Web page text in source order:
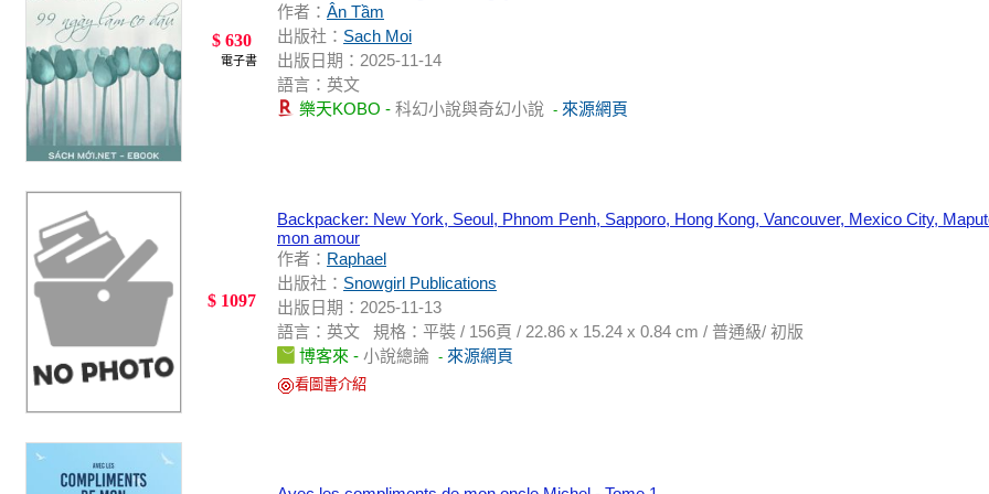
$ 630
電子書
作者： Ân Tầm
出版社： Sach Moi
出版日期：2025-11-14
語言：英文
樂天KOBO - 科幻小說與奇幻小說 - 來源網頁
$ 1097
Backpacker: New York, Seoul, Phnom Penh, Sapporo, Hong Kong, Vancouver, Mexico City,
mon amour
作者： Raphael
出版社： Snowgirl Publications
出版日期：2025-11-13
語言：英文 規格：平裝 / 156頁 / 22.86 x 15.24 x 0.84 cm / 普通級/ 初版
博客來 - 小說總論 - 來源網頁
看圖書介紹